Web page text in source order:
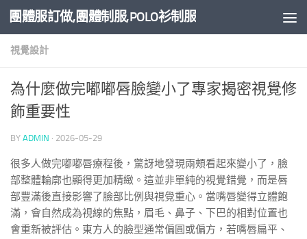
Skip to content
團體服訂做,團體制服,POLO衫制服
視覺設計
為什麼做完嘟嘟唇臉變小了專家揭密視覺修
飾重要性
BY ADMIN · 2026-05-29
很多人做完嘟嘟唇療程後，驚訝地發現兩頰看起來變小了，臉
部整體輪廓也顯得更加精緻。這並非單純的視覺錯覺，而是唇
部豐滿後直接影響了臉部比例與視覺重心。當嘴唇變得立體飽
滿，會自然成為視線的焦點，眉毛、鼻子、下巴的相對位置也
會重新被評估。東方人的臉型通常偏圓或偏方，若嘴唇扁平、